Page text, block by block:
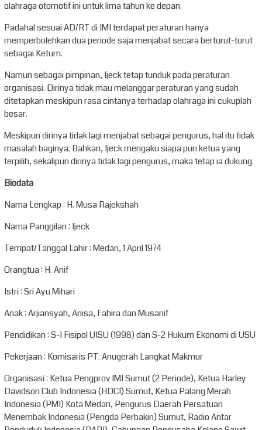
olahraga otomotif ini untuk lima tahun ke depan.
Padahal sesuai AD/RT di IMI terdapat peraturan hanya
memperbolehkan dua periode saja menjabat secara berturut-turut
sebagai Ketum.
Namun sebagai pimpinan, Ijeck tetap tunduk pada peraturan
organisasi. Dirinya tidak mau melanggar peraturan yang sudah
ditetapkan meskipun rasa cintanya terhadap olahraga ini cukuplah
besar.
Meskipun dirinya tidak lagi menjabat sebagai pengurus, hal itu tidak
masalah baginya. Bahkan, Ijeck mengaku siapa pun ketua yang
terpilih, sekalipun dirinya tidak lagi pengurus, maka tetap ia dukung.
Biodata
Nama Lengkap : H. Musa Rajekshah
Nama Panggilan : Ijeck
Tempat/Tanggal Lahir : Medan, 1 April 1974
Orangtua : H. Anif
Istri : Sri Ayu Mihari
Anak : Arjiansyah, Anisa, Fahira dan Musanif
Pendidikan : S-I Fisipol UISU (1998) dan S-2 Hukum Ekonomi di USU
Pekerjaan : Komisaris PT. Anugerah Langkat Makmur
Organisasi : Ketua Pengprov IMI Sumut (2 Periode), Ketua Harley
Davidson Club Indonesia (HDCI) Sumut, Ketua Palang Merah
Indonesia (PMI) Kota Medan, Pengurus Daerah Persatuan
Menembak Indonesia (Pengda Perbakin) Sumut, Radio Antar